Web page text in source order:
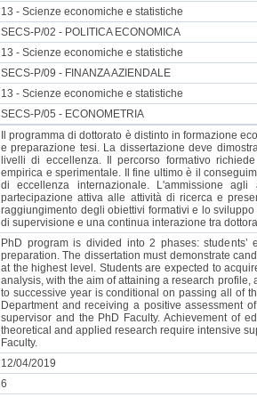
13 - Scienze economiche e statistiche
SECS-P/02 - POLITICA ECONOMICA
13 - Scienze economiche e statistiche
SECS-P/09 - FINANZA AZIENDALE
13 - Scienze economiche e statistiche
SECS-P/05 - ECONOMETRIA
Il programma di dottorato è distinto in formazione
e preparazione tesi. La dissertazione deve
livelli di eccellenza. Il percorso formativo
empirica e sperimentale. Il fine ultimo è il
di eccellenza internazionale. L'ammissione
partecipazione attiva alle attività di ricerca e
raggiungimento degli obiettivi formativi e lo
di supervisione e una continua interazione tra
PhD program is divided into 2 phases:
preparation. The dissertation must demonstrate
at the highest level. Students are expected to
analysis, with the aim of attaining a research
to successive year is conditional on passing all of
Department and receiving a positive assessment
supervisor and the PhD Faculty. Achievement of
theoretical and applied research require intensive
Faculty.
12/04/2019
6